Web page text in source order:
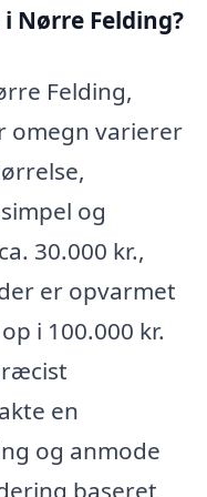
Nørre Felding?
Felding,
omegn varierer
og
30.000 kr.,
er opvarmet
i 100.000 kr.
en
og anmode
baseret